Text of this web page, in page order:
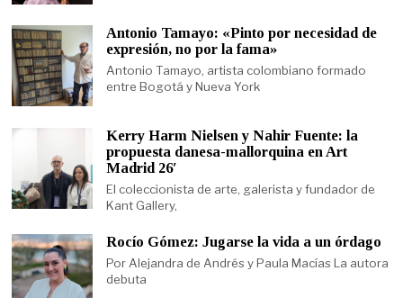
Antonio Tamayo: «Pinto por necesidad de
expresión, no por la fama»
Antonio Tamayo, artista colombiano formado
entre Bogotá y Nueva York
Kerry Harm Nielsen y Nahir Fuente: la
propuesta danesa-mallorquina en Art
Madrid 26′
El coleccionista de arte, galerista y fundador de
Kant Gallery,
Rocío Gómez: Jugarse la vida a un órdago
Por Alejandra de Andrés y Paula Macías La autora
debuta